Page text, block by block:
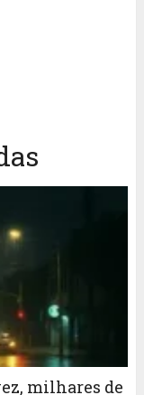
milhares de